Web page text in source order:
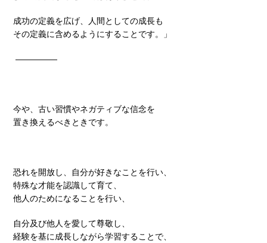
成功の定義を広げ、人間としての成長も
その定義に含めるようにすることです。」
―――――
今や、古い習慣やネガティブな信念を
置き換えるべきときです。
恐れを開放し、自分が好きなことを行い、
特殊な才能を認識して育て、
他人のためになることを行い、
自分及び他人を愛して尊敬し、
経験を基に成長しながら学習することで、